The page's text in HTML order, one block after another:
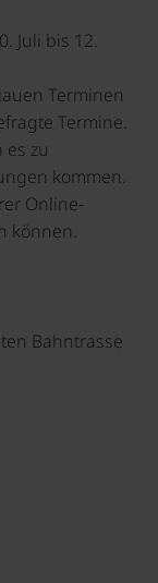
Juli bis 12.
Terminen
Termine.
zu
kommen.
Online-
können.
Bahntrasse